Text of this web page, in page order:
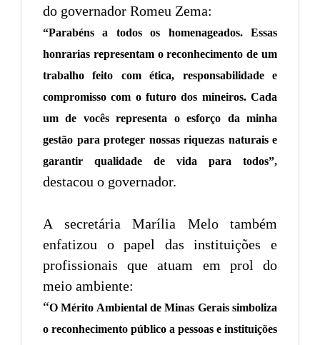
do governador Romeu Zema:
“Parabéns a todos os homenageados. Essas
honrarias representam o reconhecimento de um
trabalho feito com ética, responsabilidade e
compromisso com o futuro dos mineiros. Cada
um de vocês representa o esforço da minha
gestão para proteger nossas riquezas naturais e
garantir qualidade de vida para todos”,
destacou o governador.
A secretária Marília Melo também
enfatizou o papel das instituições e
profissionais que atuam em prol do
meio ambiente:
“O Mérito Ambiental de Minas Gerais simboliza
o reconhecimento público a pessoas e instituições